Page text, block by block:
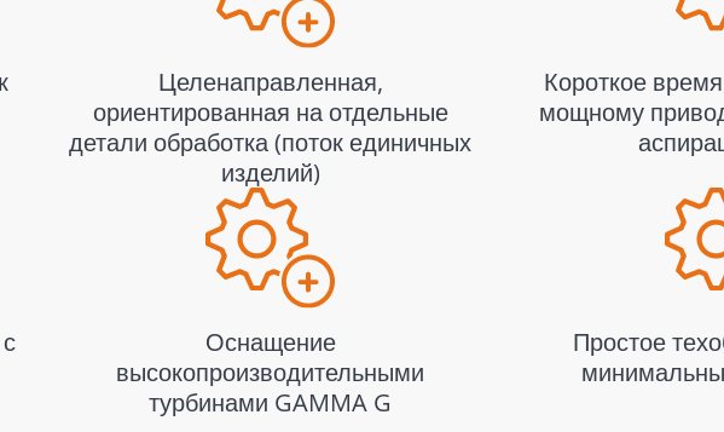
Целенаправленная,
ориентированная на отдельные
детали обработка (поток единичных
изделий)
Короткое
мощному
Оснащение
высокопроизводительными
турбинами GAMMA G
Простое